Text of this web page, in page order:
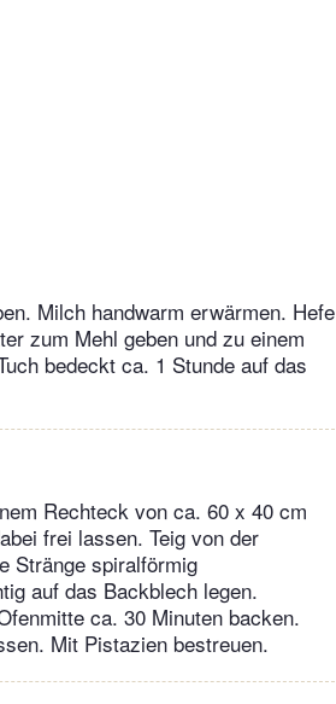
Milch handwarm erwärmen. Hefe
zum Mehl geben und zu einem
bedeckt ca. 1 Stunde auf das
Rechteck von ca. 60 x 40 cm
frei lassen. Teig von der
Stränge spiralförmig
auf das Backblech legen.
ca. 30 Minuten backen.
Mit Pistazien bestreuen.